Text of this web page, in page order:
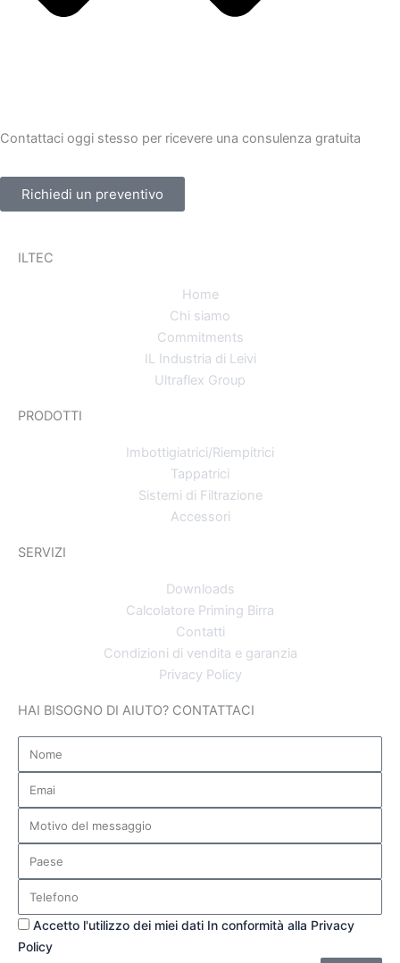
Contattaci oggi stesso per ricevere una consulenza gratuita
Richiedi un preventivo
ILTEC
Home
Chi siamo
Commitments
IL Industria di Leivi
Ultraflex Group
PRODOTTI
Imbottigiatrici/Riempitrici
Tappatrici
Sistemi di Filtrazione
Accessori
SERVIZI
Downloads
Calcolatore Priming Birra
Contatti
Condizioni di vendita e garanzia
Privacy Policy
HAI BISOGNO DI AIUTO? CONTATTACI
del
Privacy
Accetto l'utilizzo dei miei dati In conformità alla Privacy
Policy